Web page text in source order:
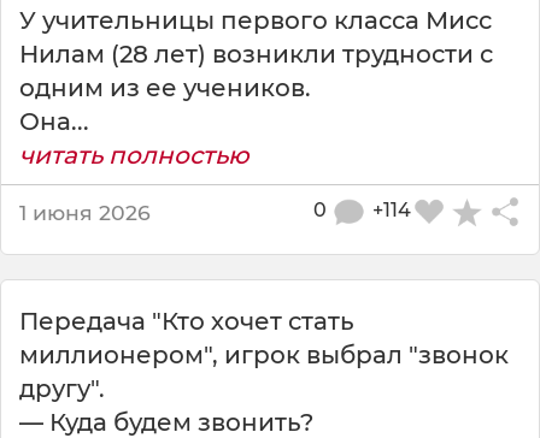
с
я
У учительницы первого класса Мисс
Нилам (28 лет) возникли трудности с
одним из ее учеников.
Она...
читать полностью
1 июня 2026 +114
0
Передача "Кто хочет стать
миллионером", игрок выбрал "звонок
другу".
— Куда будем звонить?